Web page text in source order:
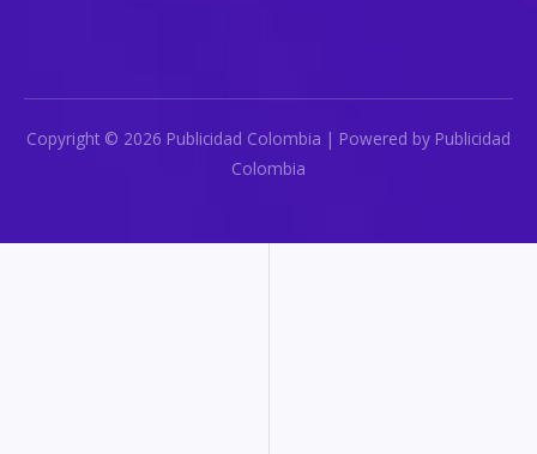
Copyright © 2026 Publicidad Colombia | Powered by Publicidad
Colombia